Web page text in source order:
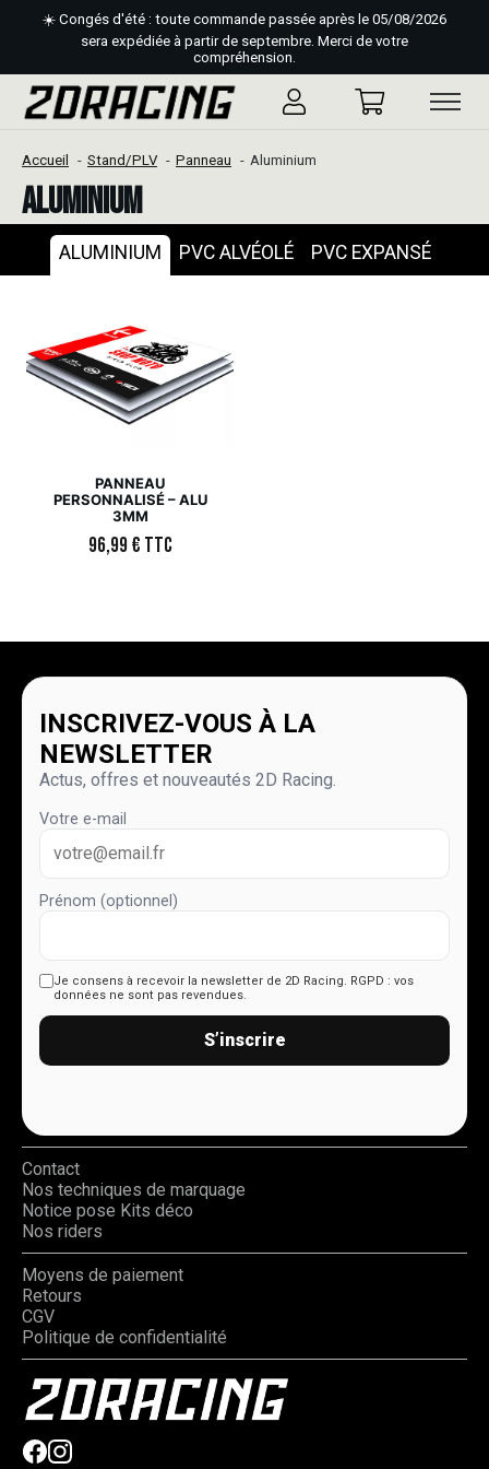
☀️ Congés d'été : toute commande passée après le 05/08/2026
sera expédiée à partir de septembre. Merci de votre
compréhension.
Accueil Stand/PLV Panneau Aluminium
Aluminium
ALUMINIUM PVC ALVÉOLÉ PVC EXPANSÉ
PANNEAU
PERSONNALISÉ – ALU
3MM
96,99€ TTC
INSCRIVEZ-VOUS À LA
NEWSLETTER
Actus, offres et nouveautés 2D Racing.
Votre e-mail
Prénom (optionnel)
Je consens à recevoir la newsletter de 2D Racing. RGPD : vos
données ne sont pas revendues.
S’inscrire
Contact
Nos techniques de marquage
Notice pose Kits déco
Nos riders
Moyens de paiement
Retours
CGV
Politique de confidentialité